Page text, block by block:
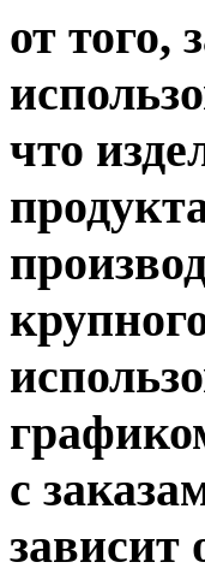
от того,
что
с
зависит